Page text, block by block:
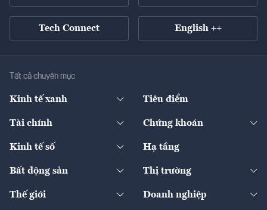
Tech Connect English ++
Tất cả chuyên mục
Kinh tế xanh
Diễn đàn
Tiêu điểm
Tài chính
Ngân hàng
Bảo hiểm
Chứng khoán
Doanh nghiệp niêm yết
Kinh tế số
Sản phẩm - Thị trường
Hạ tầng
Bất động sản
Chính sách
Thị trường
Thế giới Doanh nghiệp